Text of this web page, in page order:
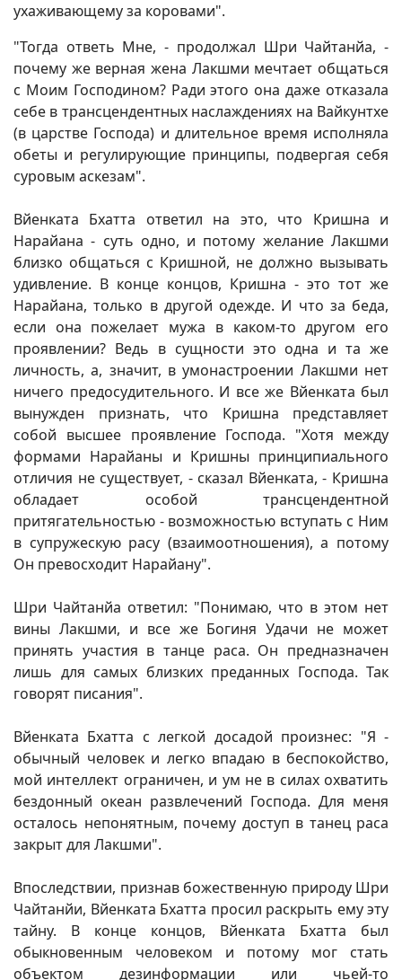
ухаживающему за коровами".
"Тогда ответь Мне, - продолжал Шри Чайтанйа, -
почему же верная жена Лакшми мечтает общаться
с Моим Господином? Ради этого она даже отказала
себе в трансцендентных наслаждениях на Вайкунтхе
(в царстве Господа) и длительное время исполняла
обеты и регулирующие принципы, подвергая себя
суровым аскезам".
Вйенката Бхатта ответил на это, что Кришна и
Нарайана - суть одно, и потому желание Лакшми
близко общаться с Кришной, не должно вызывать
удивление. В конце концов, Кришна - это тот же
Нарайана, только в другой одежде. И что за беда,
если она пожелает мужа в каком-то другом его
проявлении? Ведь в сущности это одна и та же
личность, а, значит, в умонастроении Лакшми нет
ничего предосудительного. И все же Вйенката был
вынужден признать, что Кришна представляет
собой высшее проявление Господа. "Хотя между
формами Нарайаны и Кришны принципиального
отличия не существует, - сказал Вйенката, - Кришна
обладает особой трансцендентной
притягательностью - возможностью вступать с Ним
в супружескую расу (взаимоотношения), а потому
Он превосходит Нарайану".
Шри Чайтанйа ответил: "Понимаю, что в этом нет
вины Лакшми, и все же Богиня Удачи не может
принять участия в танце раса. Он предназначен
лишь для самых близких преданных Господа. Так
говорят писания".
Вйенката Бхатта с легкой досадой произнес: "Я -
обычный человек и легко впадаю в беспокойство,
мой интеллект ограничен, и ум не в силах охватить
бездонный океан развлечений Господа. Для меня
осталось непонятным, почему доступ в танец раса
закрыт для Лакшми".
Впоследствии, признав божественную природу Шри
Чайтанйи, Вйенката Бхатта просил раскрыть ему эту
тайну. В конце концов, Вйенката Бхатта был
обыкновенным человеком и потому мог стать
объектом дезинформации или чьей-то